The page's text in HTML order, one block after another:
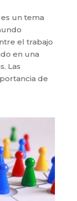
un tema
el trabajo
en una
Las
de